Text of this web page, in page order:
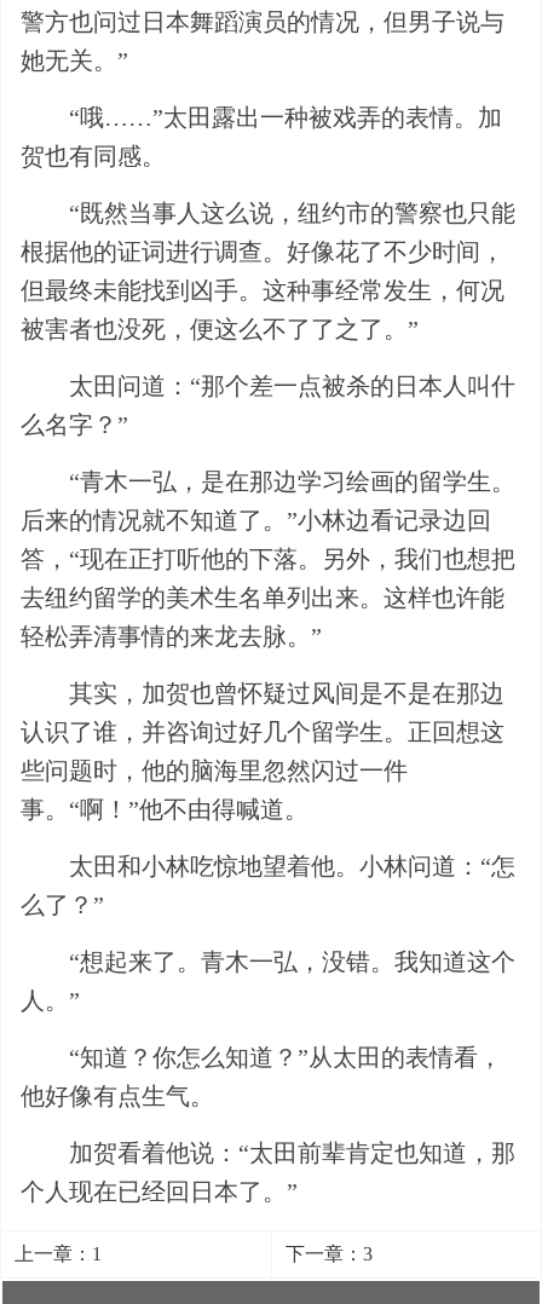
警方也问过日本舞蹈演员的情况，但男子说与
她无关。”
“哦……”太田露出一种被戏弄的表情。加
贺也有同感。
“既然当事人这么说，纽约市的警察也只能
根据他的证词进行调查。好像花了不少时间，
但最终未能找到凶手。这种事经常发生，何况
被害者也没死，便这么不了了之了。”
太田问道：“那个差一点被杀的日本人叫什
么名字？”
“青木一弘，是在那边学习绘画的留学生。
后来的情况就不知道了。”小林边看记录边回
答，“现在正打听他的下落。另外，我们也想把
去纽约留学的美术生名单列出来。这样也许能
轻松弄清事情的来龙去脉。”
其实，加贺也曾怀疑过风间是不是在那边
认识了谁，并咨询过好几个留学生。正回想这
些问题时，他的脑海里忽然闪过一件
事。“啊！”他不由得喊道。
太田和小林吃惊地望着他。小林问道：“怎
么了？”
“想起来了。青木一弘，没错。我知道这个
人。”
“知道？你怎么知道？”从太田的表情看，
他好像有点生气。
加贺看着他说：“太田前辈肯定也知道，那
个人现在已经回日本了。”
上一章：1 下一章：3